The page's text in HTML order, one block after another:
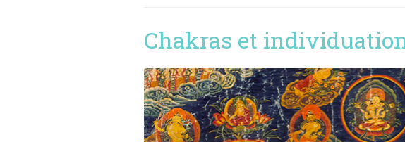
Chakras et